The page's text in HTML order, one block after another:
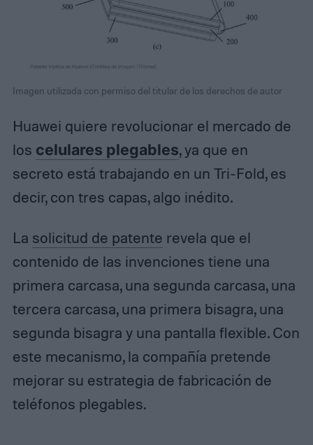
Imagen utilizada con permiso del titular de los derechos de autor
Huawei quiere revolucionar el mercado de
los celulares plegables, ya que en
secreto está trabajando en un Tri-Fold, es
decir, con tres capas, algo inédito.
La solicitud de patente revela que el
contenido de las invenciones tiene una
primera carcasa, una segunda carcasa, una
tercera carcasa, una primera bisagra, una
segunda bisagra y una pantalla flexible. Con
este mecanismo, la compañía pretende
mejorar su estrategia de fabricación de
teléfonos plegables.